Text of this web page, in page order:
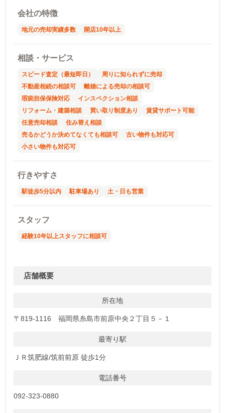
会社の特徴
地元の売却実績多数 開店10年以上
相談・サービス
スピード査定（最短即日）
周りに知られずに売却
不動産相続の相談可
離婚による売却の相談可
瑕疵担保保険対応
インスペクション相談
リフォーム・建築相談
買い取り制度あり
賃貸サポート可能
任意売却相談
住み替え相談
売るかどうか決めてなくても相談可
古い物件も対応可
小さい物件も対応可
行きやすさ
駅徒歩5分以内 駐車場あり 土・日も営業
スタッフ
経験10年以上スタッフに相談可
店舗概要
所在地
〒819-1116 福岡県糸島市前原中央２丁目５－１
最寄り駅
ＪＲ筑肥線/筑前前原 徒歩1分
電話番号
092-323-0880